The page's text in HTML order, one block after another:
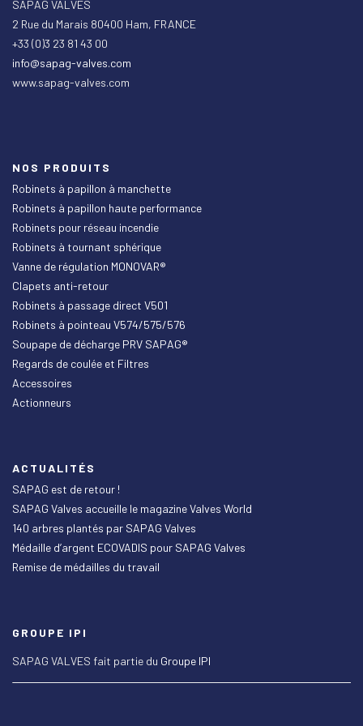
SAPAG VALVES
2 Rue du Marais 80400 Ham, FRANCE
+33 (0)3 23 81 43 00
info@sapag-valves.com
www.sapag-valves.com
NOS PRODUITS
Robinets à papillon à manchette
Robinets à papillon haute performance
Robinets pour réseau incendie
Robinets à tournant sphérique
Vanne de régulation MONOVAR®
Clapets anti-retour
Robinets à passage direct V501
Robinets à pointeau V574/575/576
Soupape de décharge PRV SAPAG®
Regards de coulée et Filtres
Accessoires
Actionneurs
ACTUALITÉS
SAPAG est de retour !
SAPAG Valves accueille le magazine Valves World
140 arbres plantés par SAPAG Valves
Médaille d’argent ECOVADIS pour SAPAG Valves
Remise de médailles du travail
GROUPE IPI
SAPAG VALVES fait partie du Groupe IPI